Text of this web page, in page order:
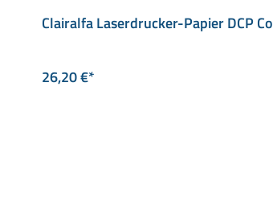
Clairalfa Laserdrucker-Papier DCP
26,20 €*